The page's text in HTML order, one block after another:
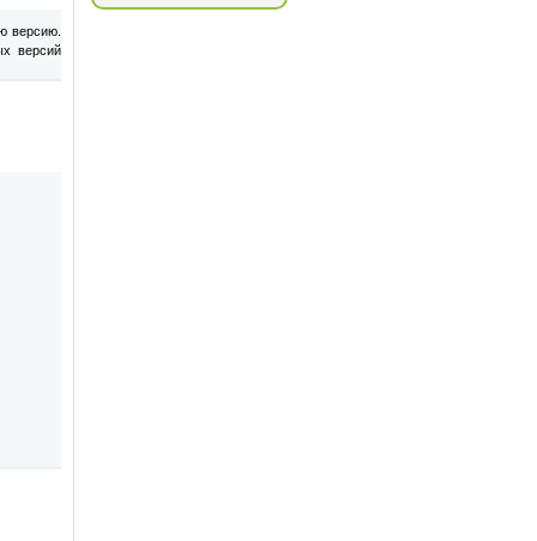
версию.
версий